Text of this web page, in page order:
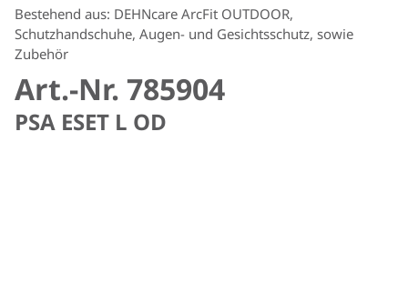
Bestehend aus: DEHNcare ArcFit OUTDOOR,
Schutzhandschuhe, Augen- und Gesichtsschutz, sowie
Zubehör
Art.-Nr. 785904
PSA ESET L OD